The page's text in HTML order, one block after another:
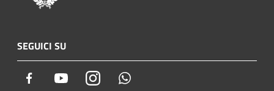
SEGUICI SU
Facebook YoutubeInstagram